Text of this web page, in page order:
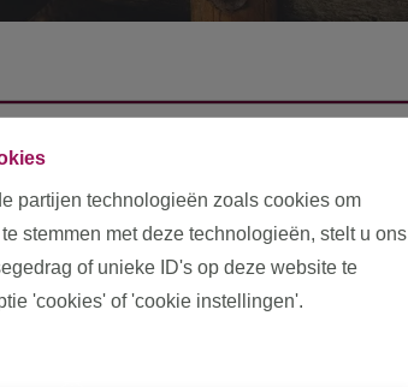
partijen technologieën zoals cookies om
stemmen met deze technologieën, stelt u ons
of unieke ID's op deze website te
'cookies' of 'cookie instellingen'.